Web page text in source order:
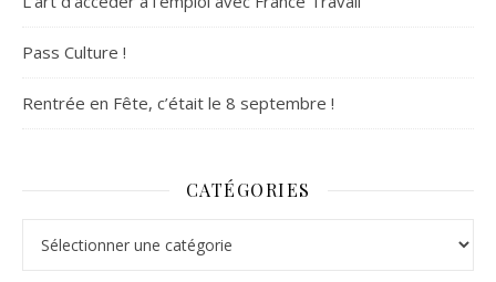
Pass Culture !
Rentrée en Fête, c’était le 8 septembre !
CATÉGORIES